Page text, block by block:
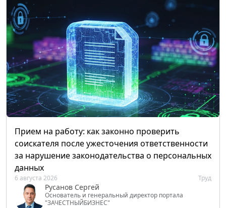
Прием на работу: как законно проверить
соискателя после ужесточения ответственности
за нарушение законодательства о персональных
данных
6 августа 2026 Труд
Русанов Сергей
Основатель и генеральный директор портала
"ЗАЧЕСТНЫЙБИЗНЕС"